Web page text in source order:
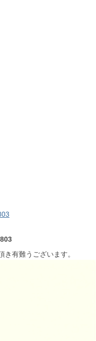
有難うございます。